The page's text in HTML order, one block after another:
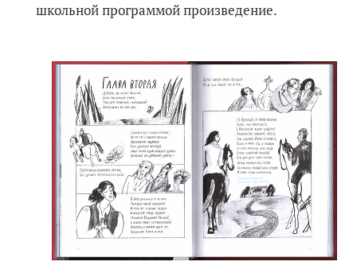
школьной программой произведение.